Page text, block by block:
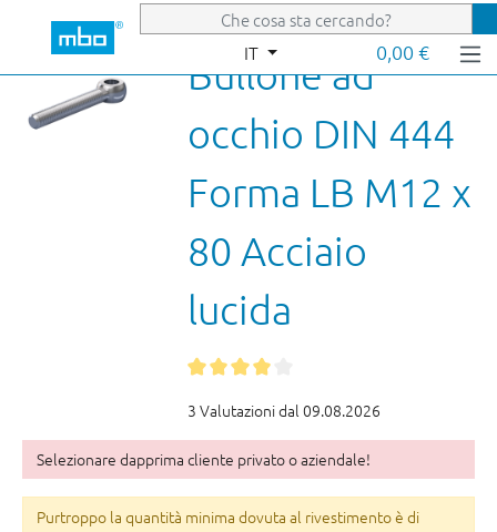
Passa al contenuto principale
IT 0,00 €
Bullone ad
occhio DIN 444
Forma LB M12 x
80 Acciaio
lucida
3 Valutazioni dal 09.08.2026
Selezionare dapprima cliente privato o aziendale!
Purtroppo la quantità minima dovuta al rivestimento è di